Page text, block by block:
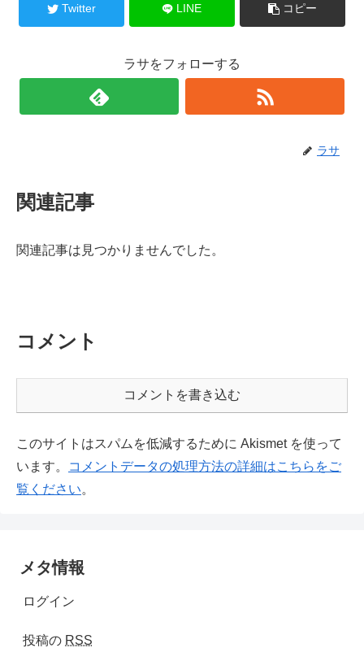
Twitter LINE コピー
ラサをフォローする
ラサ
関連記事
関連記事は見つかりませんでした。
コメント
コメントを書き込む
このサイトはスパムを低減するために Akismet を使って
います。
コメントデータの処理方法の詳細はこちらをご
覧ください。
メタ情報
ログイン
投稿の RSS